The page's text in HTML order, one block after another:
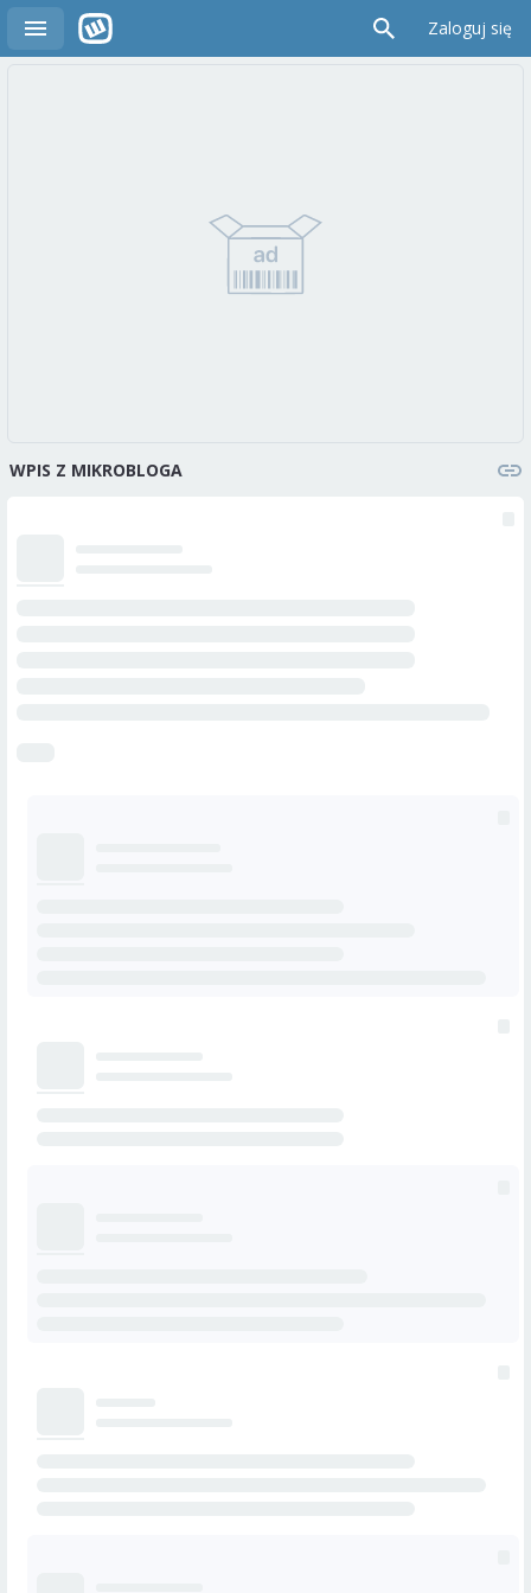
Zaloguj się
WPIS Z MIKROBLOGA